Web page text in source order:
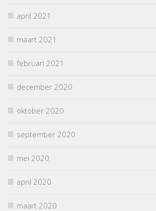
april 2021
maart 2021
februari 2021
december 2020
oktober 2020
september 2020
mei 2020
april 2020
maart 2020